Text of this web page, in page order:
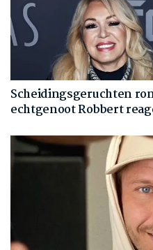
Scheidingsgeruchten
echtgenoot Robbert